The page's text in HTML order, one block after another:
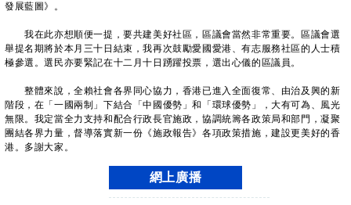
發展藍圖》。
我在此亦想順便一提，要共建美好社區，區議會當然非常重要。區議會選
舉提名期將於本月三十日結束，我再次鼓勵愛國愛港、有志服務社區的人士積
極參選。選民亦要緊記在十二月十日踴躍投票，選出心儀的區議員。
整體來說，全賴社會各界同心協力，香港已進入全面復常、由治及興的新
階段，在「一國兩制」下結合「中國優勢」和「環球優勢」，大有可為、風光
無限。我定當全力支持和配合行政長官施政，協調統籌各政策局和部門，凝聚
團結各界力量，督導落實新一份《施政報告》各項政策措施，建設更美好的香
港。多謝大家。
網上廣播